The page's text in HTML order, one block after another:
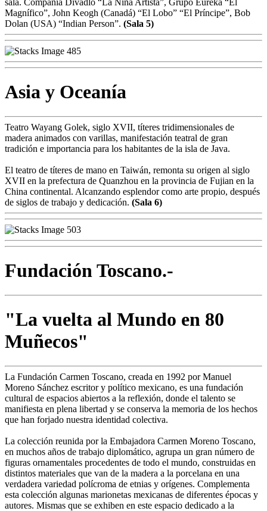
sala. Compañía Divadlo “La Niña Artista”, Grupo Eureka “El
Magnífico”, John Keogh (Canadá) “El Lobo” “El Príncipe”, Bob
Dolan (USA) “Indian Person”. (Sala 5)
Asia y Oceanía
Teatro Wayang Golek, siglo XVII, títeres tridimensionales de
madera animados con varillas, manifestación teatral de gran
tradición e importancia para los habitantes de la isla de Java.
El teatro de títeres de mano en Taiwán, remonta su origen al siglo
XVII en la prefectura de Quanzhou en la provincia de Fujian en la
China continental. Alcanzando esplendor como arte propio, después
de siglos de trabajo y dedicación. (Sala 6)
Fundación Toscano.-
"La vuelta al Mundo en 80
Muñecos"
La Fundación Carmen Toscano, creada en 1992 por Manuel
Moreno Sánchez escritor y político mexicano, es una fundación
cultural de espacios abiertos a la reflexión, donde el talento se
manifiesta en plena libertad y se conserva la memoria de los hechos
que han forjado nuestra identidad colectiva.
La colección reunida por la Embajadora Carmen Moreno Toscano,
en muchos años de trabajo diplomático, agrupa un gran número de
figuras ornamentales procedentes de todo el mundo, construidas en
distintos materiales que van de la madera a la porcelana en una
verdadera variedad polícroma de etnias y orígenes. Complementa
esta colección algunas marionetas mexicanas de diferentes épocas y
autores. Mismas que se exhiben en este espacio dedicado a la